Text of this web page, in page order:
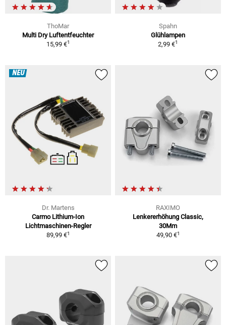
ThoMar
Multi Dry Luftentfeuchter
15,99 €1
Spahn
Glühlampen
2,99 €1
NEU
Dr. Martens
Carmo Lithium-Ion
Lichtmaschinen-Regler
89,99 €1
RAXIMO
Lenkererhöhung Classic,
30Mm
49,90 €1